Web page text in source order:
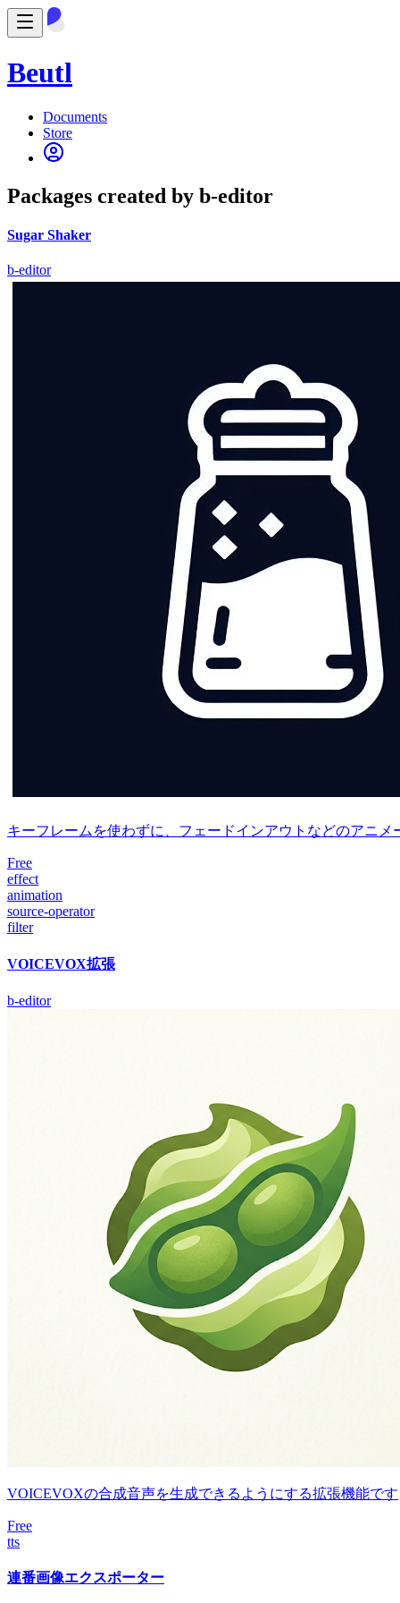
Beutl
Documents
Store
Packages created by b-editor
Sugar Shaker
b-editor
キーフレームを使わずに、フェードインアウトなどのアニメ
Free
effect
animation
source-operator
filter
VOICEVOX拡張
b-editor
VOICEVOXの合成音声を生成できるようにする拡張機能です
Free
tts
連番画像エクスポーター